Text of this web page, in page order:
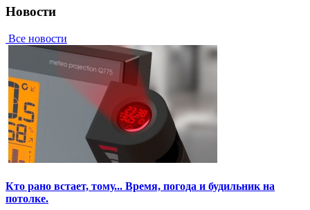
Новости
Все новости
Кто рано встает, тому... Время, погода и будильник на
потолке.